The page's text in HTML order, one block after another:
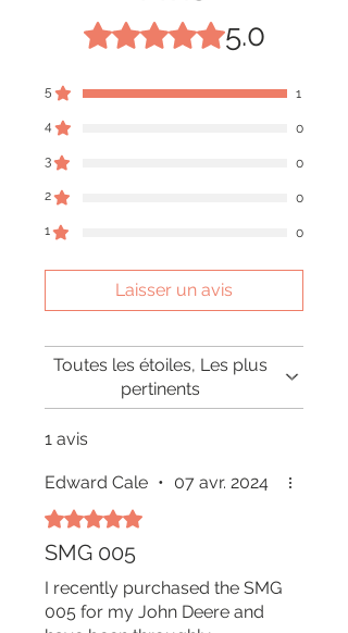
Noté 5 sur 5. 5.0
5 1
4 0
3 0
2 0
1 0
Laisser un avis
Toutes les étoiles, Les plus
pertinents
1 avis
Edward Cale • 07 avr. 2024
Noté 5 sur 5.
SMG 005
I recently purchased the SMG
005 for my John Deere and